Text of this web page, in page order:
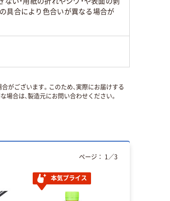
具合により色合いが異なる場合が
がございます。このため、実際にお届けする
合は、製造元にお問い合わせください。
本気プライス
ページ： 1 ／3